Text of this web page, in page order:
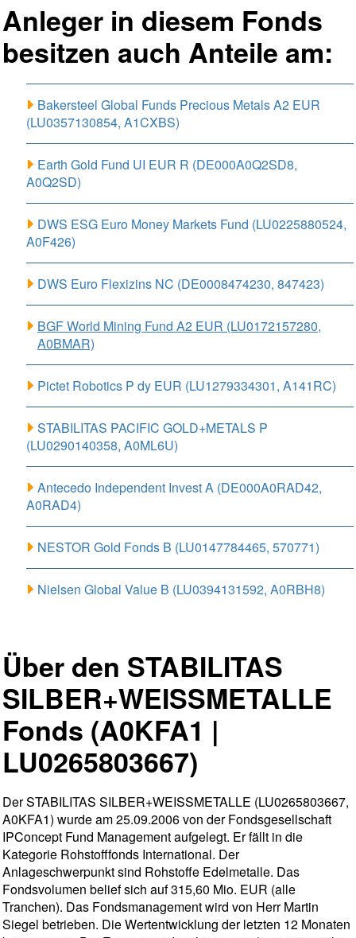
Anleger in diesem Fonds
besitzen auch Anteile am:
Bakersteel Global Funds Precious Metals A2 EUR
(LU0357130854, A1CXBS)
Earth Gold Fund UI EUR R (DE000A0Q2SD8,
A0Q2SD)
DWS ESG Euro Money Markets Fund (LU0225880524,
A0F426)
DWS Euro Flexizins NC (DE0008474230, 847423)
BGF World Mining Fund A2 EUR (LU0172157280,
A0BMAR)
Pictet Robotics P dy EUR (LU1279334301, A141RC)
STABILITAS PACIFIC GOLD+METALS P
(LU0290140358, A0ML6U)
Antecedo Independent Invest A (DE000A0RAD42,
A0RAD4)
NESTOR Gold Fonds B (LU0147784465, 570771)
Nielsen Global Value B (LU0394131592, A0RBH8)
Über den STABILITAS
SILBER+WEISSMETALLE
Fonds (A0KFA1 |
LU0265803667)
Der STABILITAS SILBER+WEISSMETALLE (LU0265803667,
A0KFA1) wurde am 25.09.2006 von der Fondsgesellschaft
IPConcept Fund Management aufgelegt. Er fällt in die
Kategorie Rohstofffonds International. Der
Anlageschwerpunkt sind Rohstoffe Edelmetalle. Das
Fondsvolumen belief sich auf 315,60 Mio. EUR (alle
Tranchen). Das Fondsmanagement wird von Herr Martin
Siegel betrieben. Die Wertentwicklung der letzten 12 Monaten